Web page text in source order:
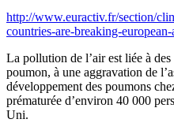
http://www.euractiv.fr/section/
countries-are-breaking-
La pollution de l’air est liée à
poumon, à une aggravation de
développement des poumons
prématurée d’environ 40 000
Uni.